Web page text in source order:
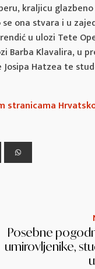
kraljicu glazbeno
ona stvara i u
u ulozi Tete
Barba Klavalira, u
Hatzea te
stranicama
Posebne
umirovljenike,